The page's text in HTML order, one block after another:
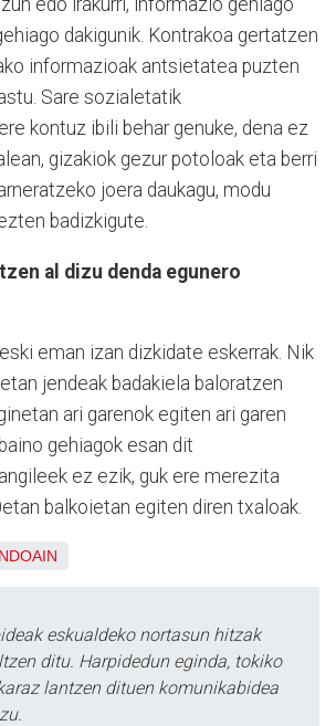
edo irakurri, informazio gehiago
dakigunik. Kontrakoa gertatzen
informazioak antsietatea puzten
Sare sozialetatik
kontuz ibili behar genuke, dena ez
gizakiok gezur potoloak eta berri
joera daukagu, modu
badizkigute.
al dizu denda egunero
eman izan dizkidate eskerrak. Nik
jendeak badakiela baloratzen
ari garenok egiten ari garen
gehiagok esan dit
ez ezik, guk ere merezita
balkoietan egiten diren txaloak.
eskualdeko nortasun hitzak
ditu. Harpidedun eginda, tokiko
lantzen dituen komunikabidea